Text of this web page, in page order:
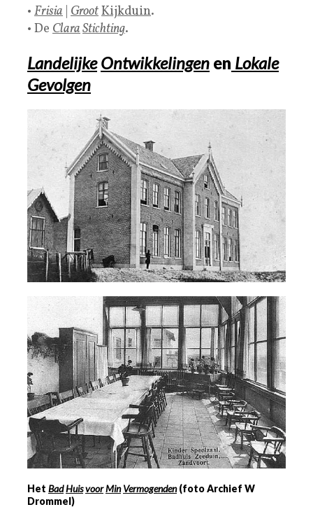
• Frisia GrootKijkduin.
• De ClaraStichting.
Landelijke Ontwikkelingen en Lokale
Gevolgen
Het BadHuisvoorMin Vermogenden(foto Archief W
Drommel)